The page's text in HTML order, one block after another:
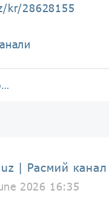
kr/28628155
| Расмий канал
2026 16:35